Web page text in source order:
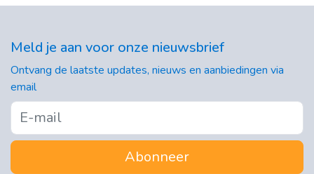
Meld je aan voor onze nieuwsbrief
Ontvang de laatste updates, nieuws en aanbiedingen via
email
Abonneer